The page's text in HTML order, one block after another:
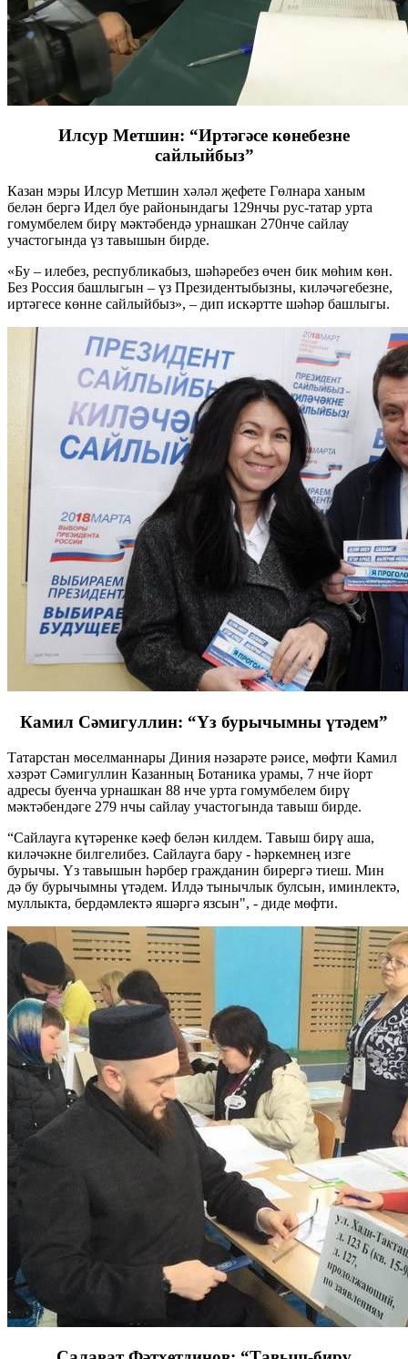
Илсур Метшин: “Иртәгәсе көнебезне
сайлыйбыз”
Казан мэры Илсур Метшин хәләл җефете Гөлнара ханым
белән бергә Идел буе районындагы 129нчы рус-татар урта
гомумбелем бирү мәктәбендә урнашкан 270нче сайлау
участогында үз тавышын бирде.
«Бу – илебез, республикабыз, шәһәребез өчен бик мөһим көн.
Без Россия башлыгын – үз Президентыбызны, киләчәгебезне,
иртәгесе көнне сайлыйбыз», – дип искәртте шәһәр башлыгы.
Камил Сәмигуллин: “Үз бурычымны үтәдем”
Татарстан мөселманнары Диния нәзарәте рәисе, мөфти Камил
хәзрәт Сәмигуллин Казанның Ботаника урамы, 7 нче йорт
адресы буенча урнашкан 88 нче урта гомумбелем бирү
мәктәбендәге 279 нчы сайлау участогында тавыш бирде.
“Сайлауга күтәренке кәеф белән килдем. Тавыш бирү аша,
киләчәкне билгелибез. Сайлауга бару - һәркемнең изге
бурычы. Үз тавышын һәрбер гражданин бирергә тиеш. Мин
дә бу бурычымны үтәдем. Илдә тынычлык булсын, иминлектә,
муллыкта, бердәмлектә яшәргә язсын", - диде мөфти.